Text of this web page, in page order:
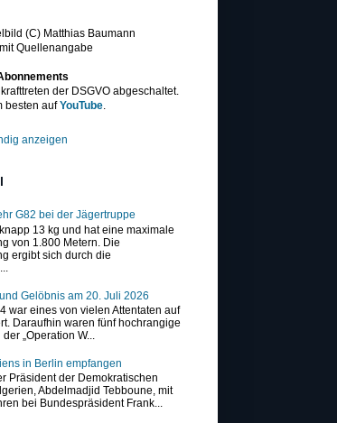
(C) Matthias Baumann
Quellenangabe
der DSGVO abgeschaltet.
besten aufYouTube.
anzeigen
G82 bei der Jägertruppe
13 kg und hat eine maximale
von 1.800 Metern. Die
ergibt sich durch die
Gelöbnis am 20. Juli 2026
war eines von vielen Attentaten auf
Daraufhin waren fünf hochrangige
„Operation W...
in Berlin empfangen
Präsident der Demokratischen
Abdelmadjid Tebboune, mit
bei Bundespräsident Frank...